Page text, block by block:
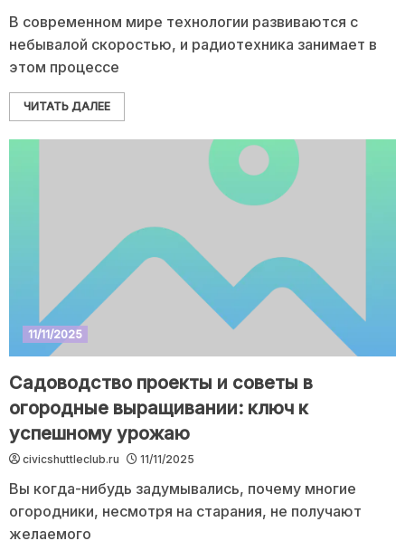
В современном мире технологии развиваются с
небывалой скоростью, и радиотехника занимает в
этом процессе
ЧИТАТЬ ДАЛЕЕ
11/11/2025
Садоводство проекты и советы в
огородные выращивании: ключ к
успешному урожаю
civicshuttleclub.ru 11/11/2025
Вы когда-нибудь задумывались, почему многие
огородники, несмотря на старания, не получают
желаемого